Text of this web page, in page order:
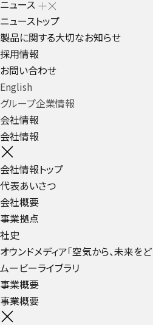
ニュース
ニューストップ
製品に関する大切なお知らせ
採用情報
お問い合わせ
English
グループ企業情報
会社情報
会社情報
会社情報トップ
代表あいさつ
会社概要
事業拠点
社史
オウンドメディア「空気から、未来をど
ムービーライブラリ
事業概要
事業概要